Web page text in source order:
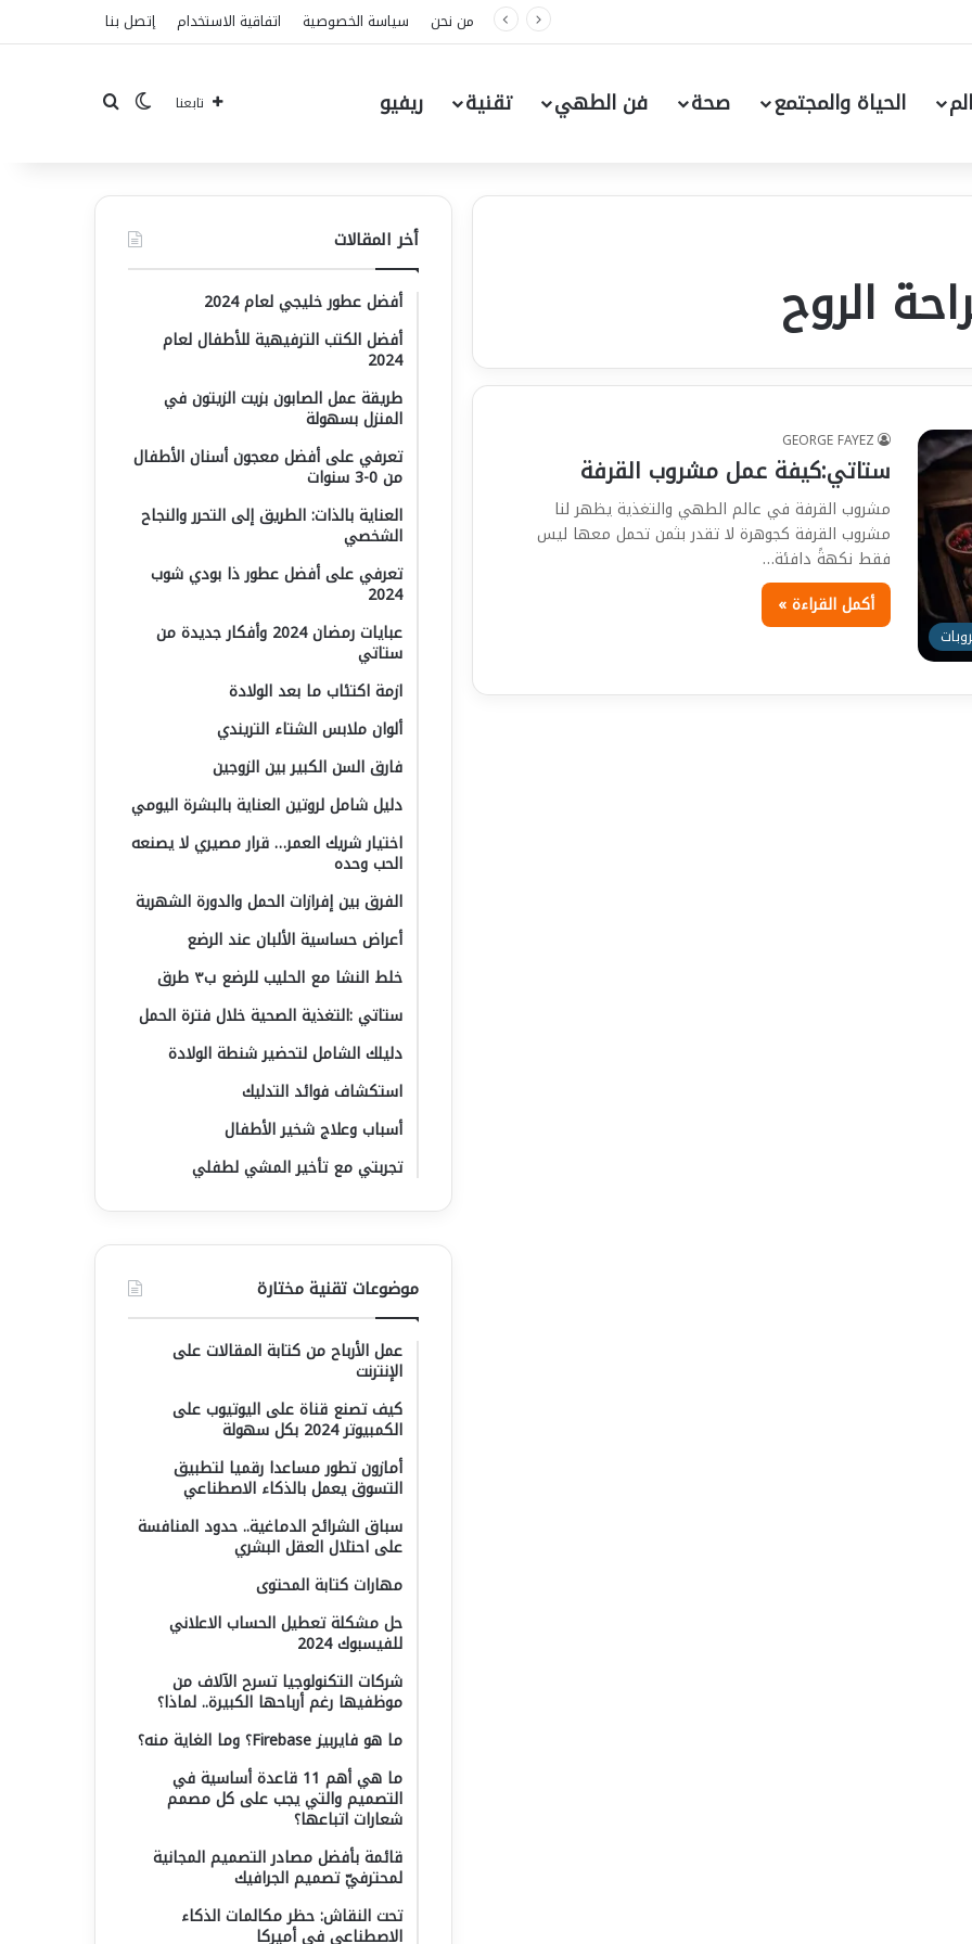
من نحن سياسة الخصوصية اتفاقية الاستخدام إتصل بنا
الحياة والمجتمع صحة فن الطهي تقنية ريفيو تابعنا الوضع المظلم
الروح
GEORGE FAYEZ
ستاتي:كيفة عمل مشروب القرفة
مشروب القرفة في عالم الطهي والتغذية يظهر لنا
مشروب القرفة كجوهرة لا تقدر بثمن تحمل معها ليس
فقط نكهةً دافئة…
أكمل القراءة »
أخر المقالات
أفضل عطور خليجي لعام 2024
أفضل الكتب الترفيهية للأطفال لعام
2024
طريقة عمل الصابون بزيت الزيتون في
المنزل بسهولة
تعرفي على أفضل معجون أسنان الأطفال
من 0-3 سنوات
العناية بالذات: الطريق إلى التحرر والنجاح
الشخصي
تعرفي على أفضل عطور ذا بودي شوب
2024
عبايات رمضان 2024 وأفكار جديدة من
ستاتي
ازمة اكتئاب ما بعد الولادة
ألوان ملابس الشتاء التريندي
فارق السن الكبير بين الزوجين
دليل شامل لروتين العناية بالبشرة اليومي
اختيار شريك العمر… قرار مصيري لا يصنعه
الحب وحده
الفرق بين إفرازات الحمل والدورة الشهرية
أعراض حساسية الألبان عند الرضع
خلط النشا مع الحليب للرضع ب٣ طرق
ستاتي :التغذية الصحية خلال فترة الحمل
دليلك الشامل لتحضير شنطة الولادة
استكشاف فوائد التدليك
أسباب وعلاج شخير الأطفال
تجربتي مع تأخير المشي لطفلي
موضوعات تقنية مختارة
عمل الأرباح من كتابة المقالات على
الإنترنت
كيف تصنع قناة على اليوتيوب على
الكمبيوتر 2024 بكل سهولة
أمازون تطور مساعدا رقميا لتطبيق
التسوق يعمل بالذكاء الاصطناعي
سباق الشرائح الدماغية.. حدود المنافسة
على احتلال العقل البشري
مهارات كتابة المحتوى
حل مشكلة تعطيل الحساب الاعلاني
للفيسبوك 2024
شركات التكنولوجيا تسرح الآلاف من
موظفيها رغم أرباحها الكبيرة.. لماذا؟
ما هو فايربيز Firebase؟ وما الغاية منه؟
ما هي أهم 11 قاعدة أساسية في
التصميم والتي يجب على كل مصمم
شعارات اتباعها؟
قائمة بأفضل مصادر التصميم المجانية
لمحترفيّ تصميم الجرافيك
تحت النقاش: حظر مكالمات الذكاء
الاصطناعي في أميركا